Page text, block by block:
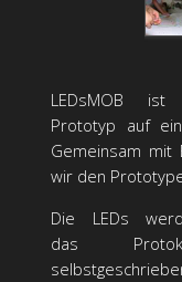
LEDsMOB ist
Prototyp auf
Gemeinsam mit
wir den
Die LEDs
das